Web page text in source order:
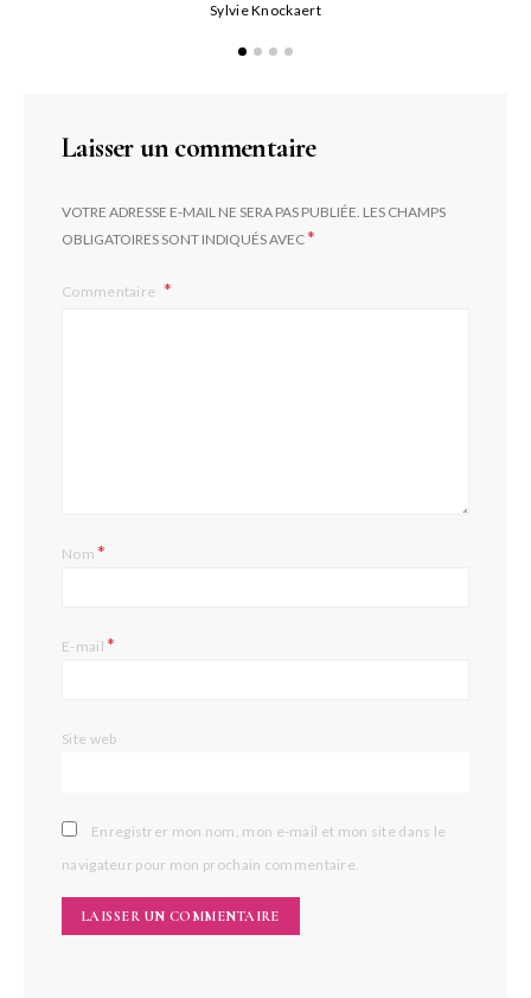
Sylvie Knockaert
Laisser un commentaire
VOTRE ADRESSE E-MAIL NE SERA PAS PUBLIÉE. LES CHAMPS
OBLIGATOIRES SONT INDIQUÉS AVEC*
Commentaire
Nom*
E-mail*
Site web
Enregistrer mon nom, mon e-mail et mon site dans le
navigateur pour mon prochain commentaire.